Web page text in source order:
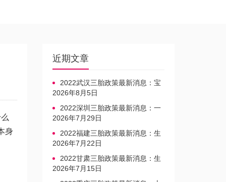
身
近期文章
2022武汉三胎政策最新消息：宝
宝上户口不再罚款
2026年8月5日
2022深圳三胎政策最新消息：一
文读懂上户口是否罚款
2026年7月29日
2022福建三胎政策最新消息：生
育奖励发放迎新标准
2026年7月22日
2022甘肃三胎政策最新消息：生
育产假不享受带薪福利
2026年7月15日